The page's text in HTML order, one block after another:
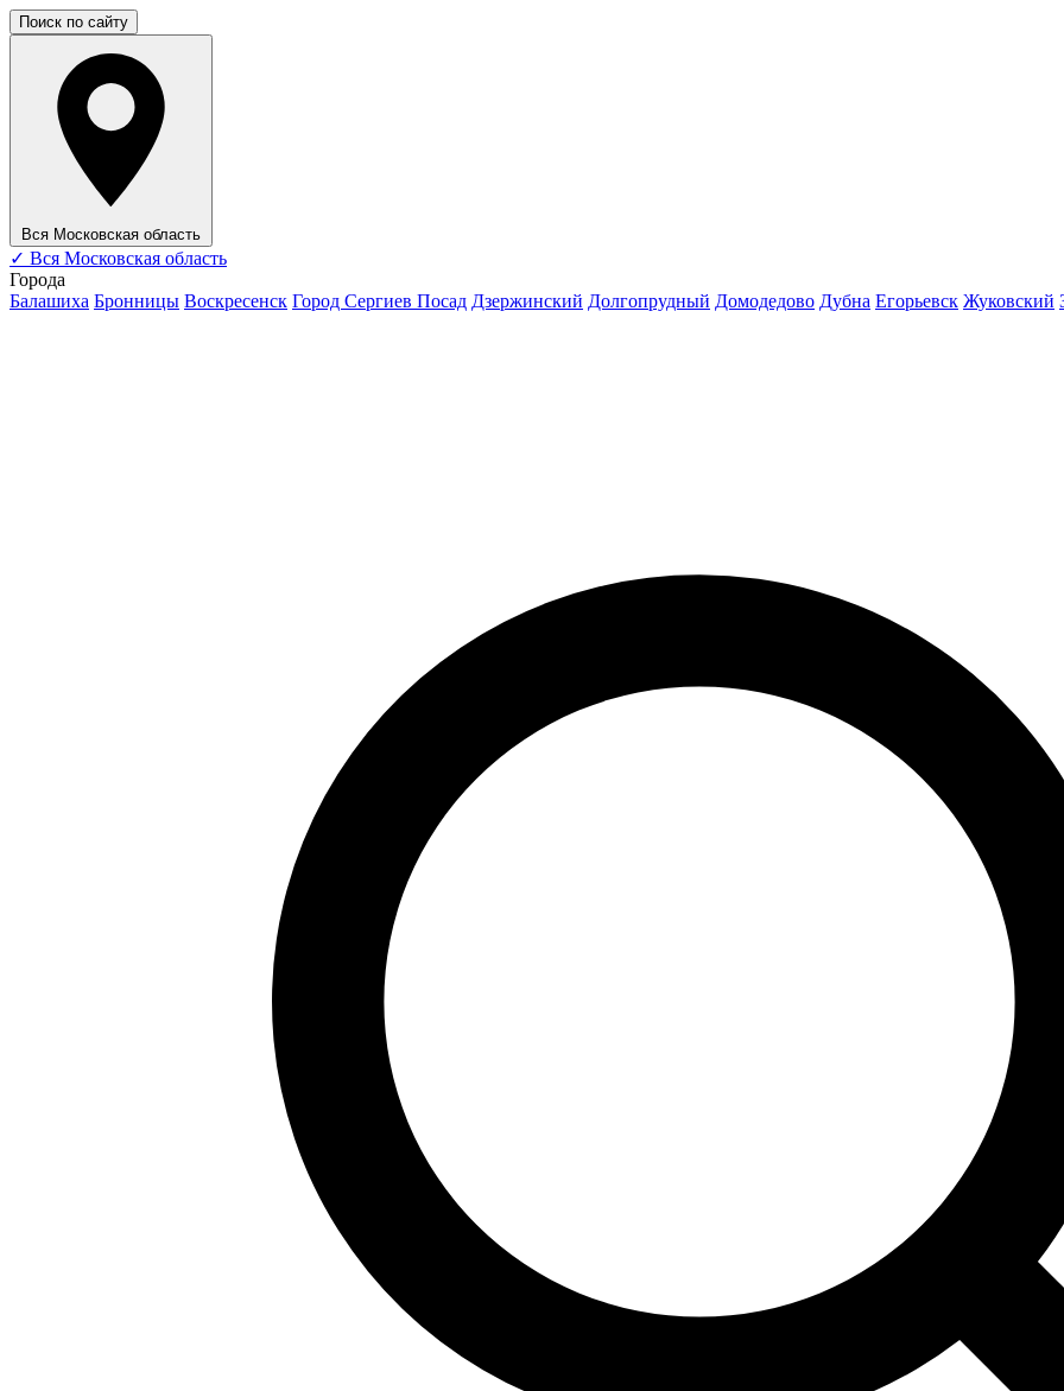
Поиск по сайту
Вся Московская область
✓ Вся Московская область
Города
Балашиха Бронницы Воскресенск Город Сергиев Посад Дзержинский Долгопрудный Домодедово Дубна Егорьевск Жуковский